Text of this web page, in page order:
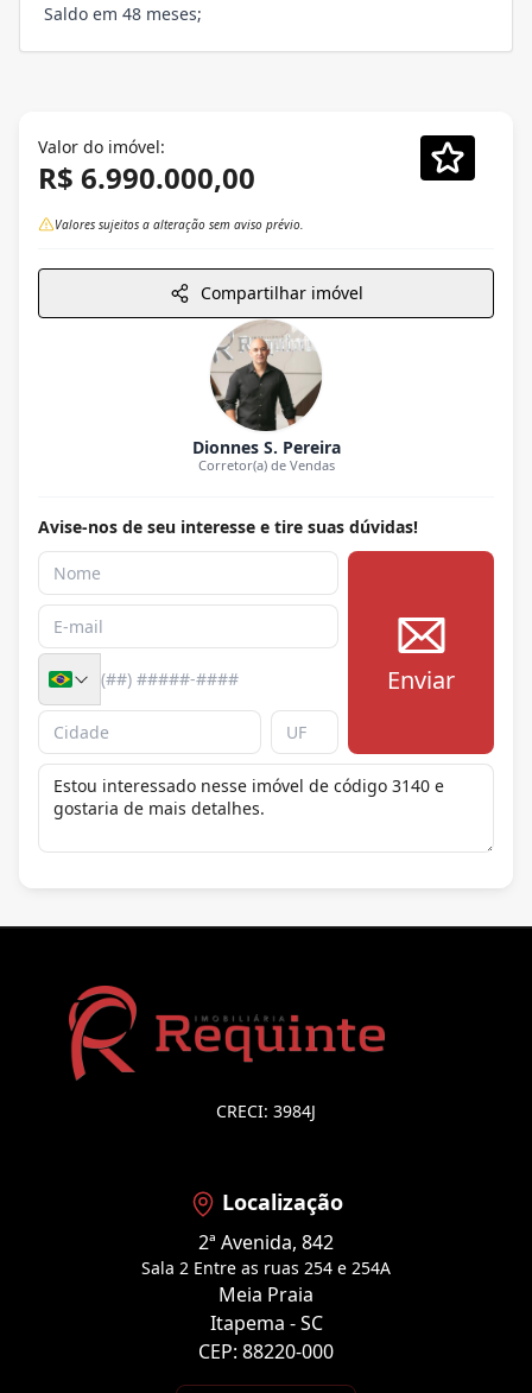
Saldo em 48 meses;
Valor do imóvel:
R$ 6.990.000,00
Valores sujeitos a alteração sem aviso prévio.
Compartilhar imóvel
Dionnes S. Pereira
Corretor(a) de Vendas
Avise-nos de seu interesse e tire suas dúvidas!
Enviar
CRECI: 3984J
Localização
2ª Avenida, 842
Sala 2 Entre as ruas 254 e 254A
Meia Praia
Itapema - SC
CEP: 88220-000